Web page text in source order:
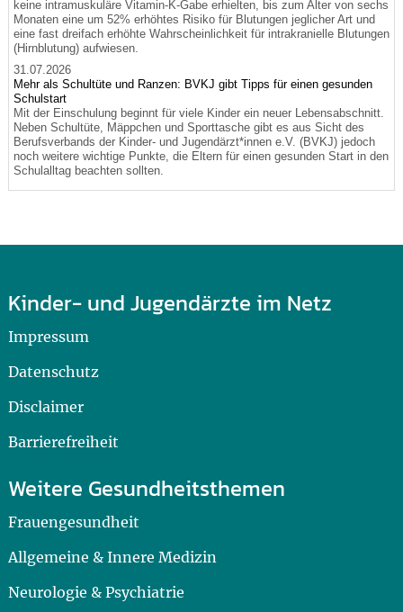
keine intramuskuläre Vitamin-K-Gabe erhielten, bis zum Alter von sechs
Monaten eine um 52% erhöhtes Risiko für Blutungen jeglicher Art und
eine fast dreifach erhöhte Wahrscheinlichkeit für intrakranielle Blutungen
(Hirnblutung) aufwiesen.
31.07.2026
Mehr als Schultüte und Ranzen: BVKJ gibt Tipps für einen gesunden
Schulstart
Mit der Einschulung beginnt für viele Kinder ein neuer Lebensabschnitt.
Neben Schultüte, Mäppchen und Sporttasche gibt es aus Sicht des
Berufsverbands der Kinder- und Jugendärzt*innen e.V. (BVKJ) jedoch
noch weitere wichtige Punkte, die Eltern für einen gesunden Start in den
Schulalltag beachten sollten.
Kinder- und Jugendärzte im Netz
Impressum
Datenschutz
Disclaimer
Barrierefreiheit
Weitere Gesundheitsthemen
Frauengesundheit
Allgemeine & Innere Medizin
Neurologie & Psychiatrie